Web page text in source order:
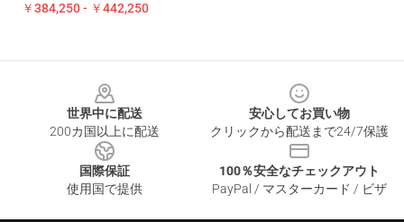
￥384,250 - ￥442,250
世界中に配送
200カ国以上に配送
安心してお買い物
クリックから配送まで24/7保護
国際保証
使用国で提供
100％安全なチェックアウト
PayPal / マスターカード / ビザ